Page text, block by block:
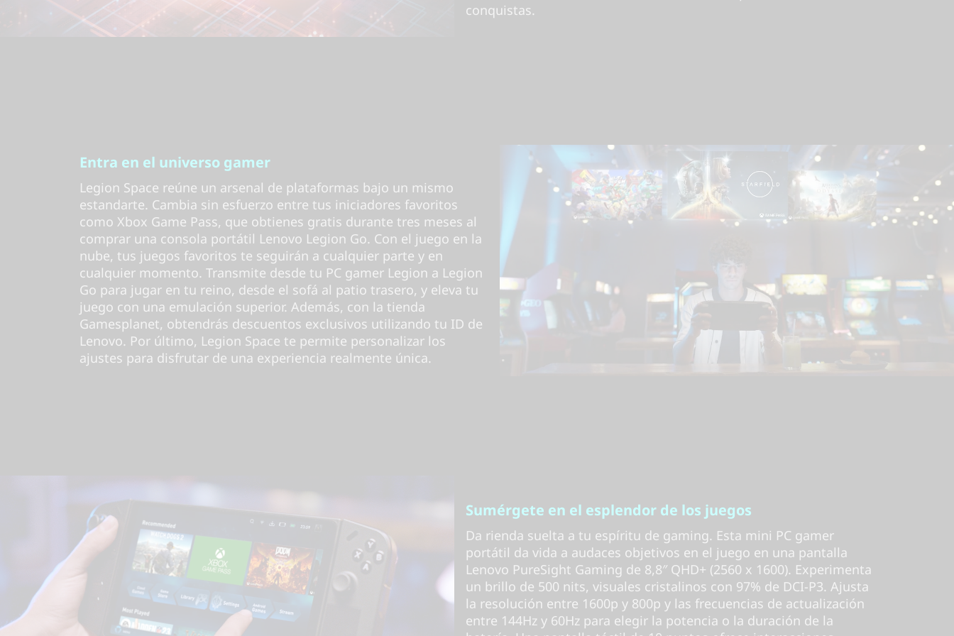
conquistas.
Entra en el universo gamer
Legion Space reúne un arsenal de plataformas bajo un mismo
estandarte. Cambia sin esfuerzo entre tus iniciadores favoritos
como Xbox Game Pass, que obtienes gratis durante tres meses al
comprar una consola portátil Lenovo Legion Go. Con el juego en la
nube, tus juegos favoritos te seguirán a cualquier parte y en
cualquier momento. Transmite desde tu PC gamer Legion a Legion
Go para jugar en tu reino, desde el sofá al patio trasero, y eleva tu
juego con una emulación superior. Además, con la tienda
Gamesplanet, obtendrás descuentos exclusivos utilizando tu ID de
Lenovo. Por último, Legion Space te permite personalizar los
ajustes para disfrutar de una experiencia realmente única.
Sumérgete en el esplendor de los juegos
Da rienda suelta a tu espíritu de gaming. Esta mini PC gamer
portátil da vida a audaces objetivos en el juego en una pantalla
Lenovo PureSight Gaming de 8,8″ QHD+ (2560 x 1600). Experimenta
un brillo de 500 nits, visuales cristalinos con 97% de DCI-P3. Ajusta
la resolución entre 1600p y 800p y las frecuencias de actualización
entre 144Hz y 60Hz para elegir la potencia o la duración de la